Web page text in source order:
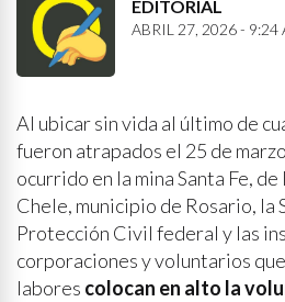
EDITORIAL
ABRIL 27, 2026 - 9:24
Al ubicar sin vida al último de
fueron atrapados el 25 de
ocurrido en la mina Santa Fe,
Chele, municipio de Rosario, la
Protección Civil federal y las
corporaciones y voluntarios
labores colocan en alto la